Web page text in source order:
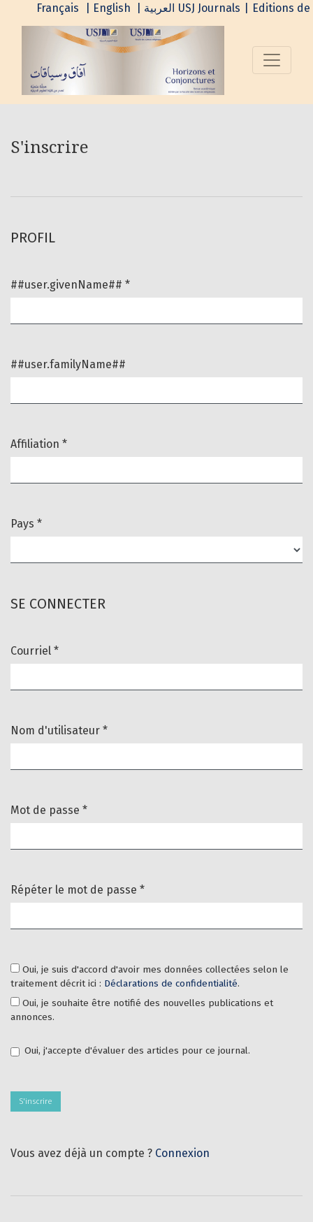
S'inscrireFrançais | English | العربية USJ Journals Editions de
S'inscrire
PROFIL
##user.givenName## *
Obligatoire
##user.familyName##
Affiliation *
Obligatoire
Pays *
Obligatoire
SE CONNECTER
Courriel *
Obligatoire
Nom d'utilisateur *
Obligatoire
Mot de passe *
Obligatoire
Répéter le mot de passe *
Obligatoire
traitement décrit ici : Déclarations de confidentialité.
annonces.
Oui, j'accepte d'évaluer des articles pour ce journal.
S'inscrire
Vous avez déjà un compte ? Connexion